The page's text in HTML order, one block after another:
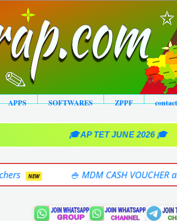
APPS SOFTWARES ZPPF contact
🎓 AP TET JUNE 2026 🎓
🍚 MDM CASH VOUCHER and AYA DUTY